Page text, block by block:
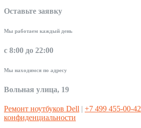
Оставьте заявку
Мы работаем каждый день
с 8:00 до 22:00
Мы находимся по адресу
Вольная улица, 19
Ремонт ноутбуков Dell | +7 499 455-00-42
конфиденциальности